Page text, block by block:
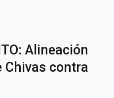
Alineación
Chivas contra